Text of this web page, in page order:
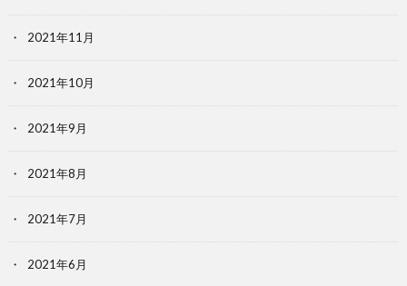
2021年11月
2021年10月
2021年9月
2021年8月
2021年7月
2021年6月